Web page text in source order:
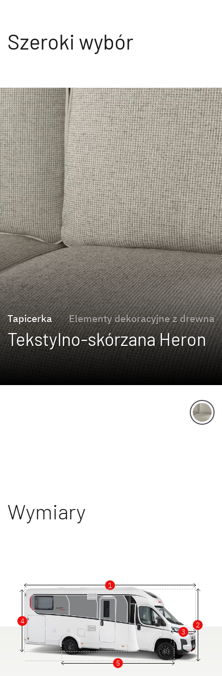
Szeroki wybór
Tekstylno-skórzana Heron
Tapicerka Elementy dekoracyjne z drewna
Wymiary
1
2
3
4
5